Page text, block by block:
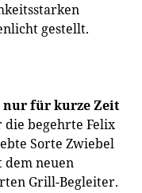
gestellt.
nur für kurze Zeit
die begehrte Felix
Sorte Zwiebel
dem neuen
Grill-Begleiter.